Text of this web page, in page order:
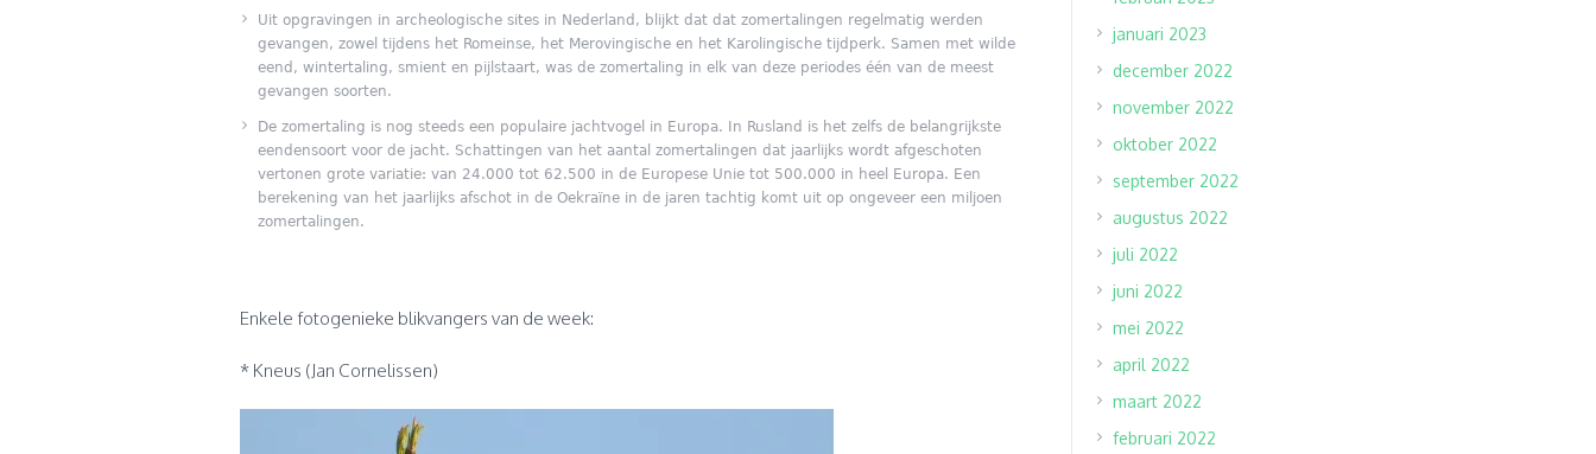
Uit opgravingen in archeologische sites in Nederland, blijkt dat dat zomertalingen regelmatig werden
gevangen, zowel tijdens het Romeinse, het Merovingische en het Karolingische tijdperk. Samen met wilde
eend, wintertaling, smient en pijlstaart, was de zomertaling in elk van deze periodes één van de meest
gevangen soorten.
De zomertaling is nog steeds een populaire jachtvogel in Europa. In Rusland is het zelfs de belangrijkste
eendensoort voor de jacht. Schattingen van het aantal zomertalingen dat jaarlijks wordt afgeschoten
vertonen grote variatie: van 24.000 tot 62.500 in de Europese Unie tot 500.000 in heel Europa. Een
berekening van het jaarlijks afschot in de Oekraïne in de jaren tachtig komt uit op ongeveer een miljoen
zomertalingen.
Enkele fotogenieke blikvangers van de week:
* Kneus (Jan Cornelissen)
januari 2023
december 2022
november 2022
oktober 2022
september 2022
augustus 2022
juli 2022
juni 2022
mei 2022
april 2022
maart 2022
februari 2022